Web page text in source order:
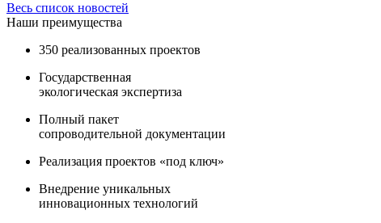
Весь список новостей
Наши преимущества
350 реализованных проектов
Государственная
экологическая экспертиза
Полный пакет
сопроводительной документации
Реализация проектов «под ключ»
Внедрение уникальных
инновационных технологий